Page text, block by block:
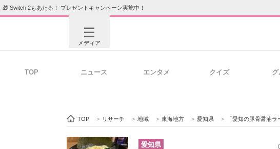
🎁 Switch 2もあたる！ プレゼントキャンペーン実施中！
メディア
ビジネスと働き方のヒント
TOP ニュース エンタメ クイズ グ
TOP > リサーチ > 地域 > 東海地方 > 愛知県 > 「愛知の豚骨醤油ラーメン店
愛知県